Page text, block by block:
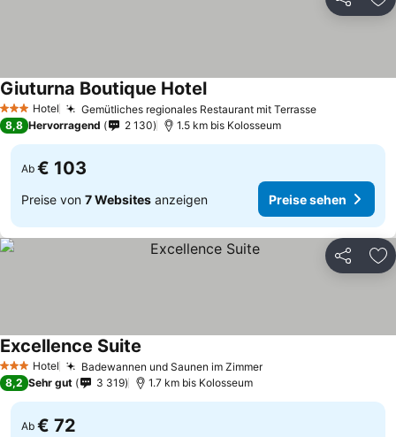
Teilen
3 SterneHotel Gemütliches regionales Restaurant mit Terrasse
Giuturna Boutique Hotel
8,8 Hervorragend 2 130 1.5 km bis Kolosseum
Ab € 103
Preise von 7 Websites anzeigen Preise sehen
Teilen
3 SterneHotel Badewannen und Saunen im Zimmer
Excellence Suite
8,2 Sehr gut 3 319 1.7 km bis Kolosseum
Ab € 72